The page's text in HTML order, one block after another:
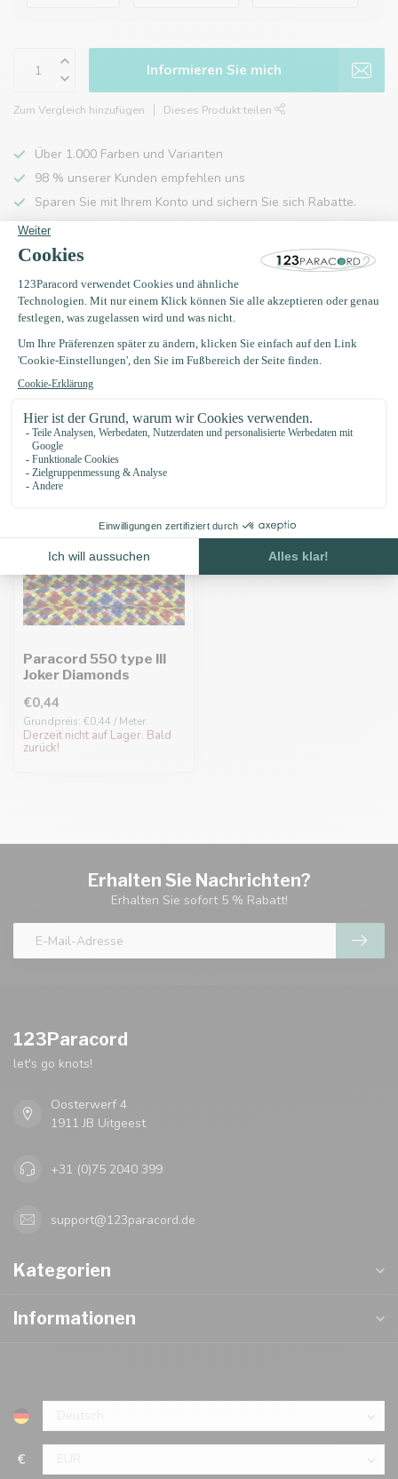
Informieren Sie mich
Zum Vergleich hinzufügen Dieses Produkt teilen
Über 1.000 Farben und Varianten
98 % unserer Kunden empfehlen uns
Sparen Sie mit Ihrem Konto und sichern Sie sich Rabatte.
Kostenlose Lieferung nach Hause ab 150 €
Produktbeschreibung
Zuletzt angesehen
Paracord 550 type III
Joker Diamonds
€0,44
Grundpreis: €0,44 / Meter
Derzeit nicht auf Lager. Bald
zurück!
Erhalten Sie Nachrichten?
Erhalten Sie sofort 5 % Rabatt!
123Paracord
let's go knots!
Oosterwerf 4
1911 JB Uitgeest
+31 (0)75 2040 399
support@123paracord.de
Kategorien
Informationen
€